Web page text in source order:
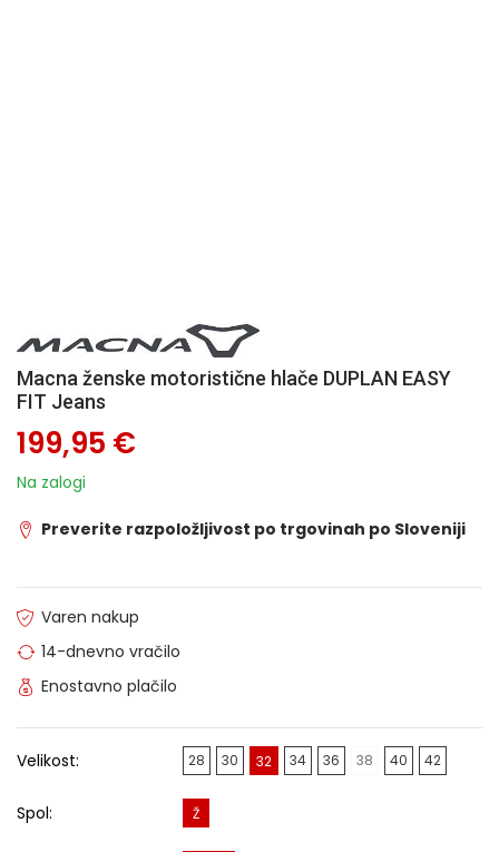
Macna ženske motoristične hlače DUPLAN EASY
FIT Jeans
199,95 €
Na zalogi
Preverite razpoložljivost po trgovinah po Sloveniji
Varen nakup
14-dnevno vračilo
Enostavno plačilo
Velikost: 28 30 32 34 36 38 40 42
Spol: Ž